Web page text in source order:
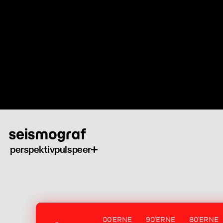
perspektivpulspeer
00'ERNE 90'ERNE 80'ERNE